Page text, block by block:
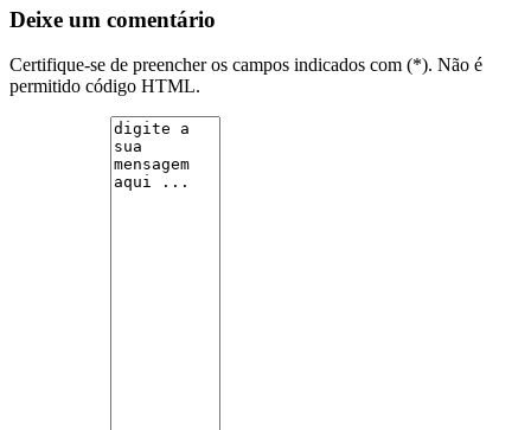
Deixe um comentário
Certifique-se de preencher os campos indicados com (*). Não é
permitido código HTML.